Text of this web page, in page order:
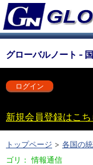
グローバルノート -
ログイン
新規会員登録はこち
トップページ > 各国の
ゴリ： 情報通信